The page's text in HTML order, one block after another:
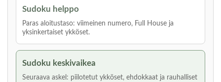
Sudoku helppo
Paras aloitustaso: viimeinen numero, Full House ja
yksinkertaiset ykköset.
Sudoku keskivaikea
Seuraava askel: piilotetut ykköset, ehdokkaat ja rauhalliset